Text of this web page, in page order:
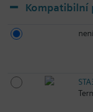
Kompatibilní